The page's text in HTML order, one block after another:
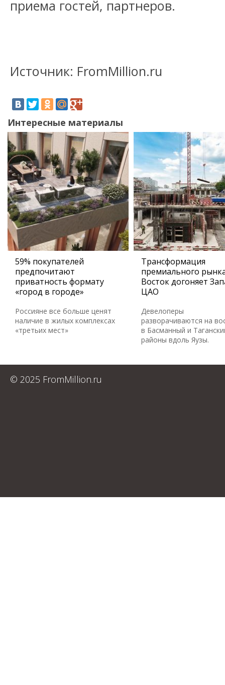
приема гостей, партнеров.
Источник: FromMillion.ru
Интересные материалы
59% покупателей
предпочитают
приватность формату
«город в городе»
Россияне все больше ценят
наличие в жилых комплексах
«третьих мест»
Трансформация
премиального
Восток догоняет
ЦАО
Девелоперы
разворачиваются на
в Басманный и
районы вдоль Яузы.
© 2025 FromMillion.ru